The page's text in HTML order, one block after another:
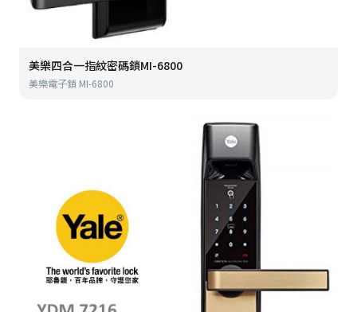
美樂四合一指紋密碼鎖MI-6800
美樂電子鎖 MI-6800